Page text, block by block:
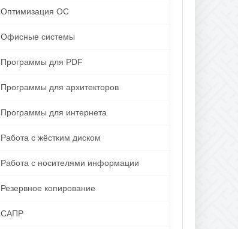
Оптимизация ОС
Офисные системы
Программы для PDF
Программы для архитекторов
Программы для интернета
Работа с жёстким диском
Работа с носителями информации
Резервное копирование
САПР